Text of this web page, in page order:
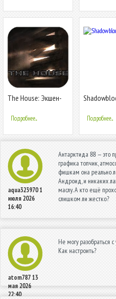
The House: Экшен-
Подробнее... Подробнее...
aqua3239701
июля 2026
16:40
Антарктида 88 — это
графика топчик,
фишкам она реально
Андроид, и никаких
маслу. А кто ещё
слишком ли жестко?
atom78713
мая 2026
22:40
Не могу разобраться
Как настроить?